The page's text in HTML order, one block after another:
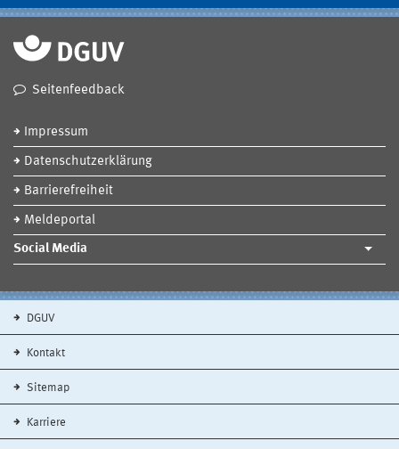
Seitenfeedback
Impressum
Datenschutzerklärung
Barrierefreiheit
Meldeportal
Social Media
DGUV
Kontakt
Sitemap
Karriere